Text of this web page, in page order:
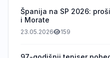
Španija na SP 2026:
i Morate
23.05.2026 159